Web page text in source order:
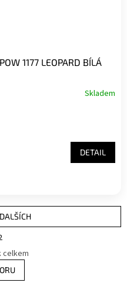
1177 LEOPARD BÍLÁ
Skladem
DETAIL